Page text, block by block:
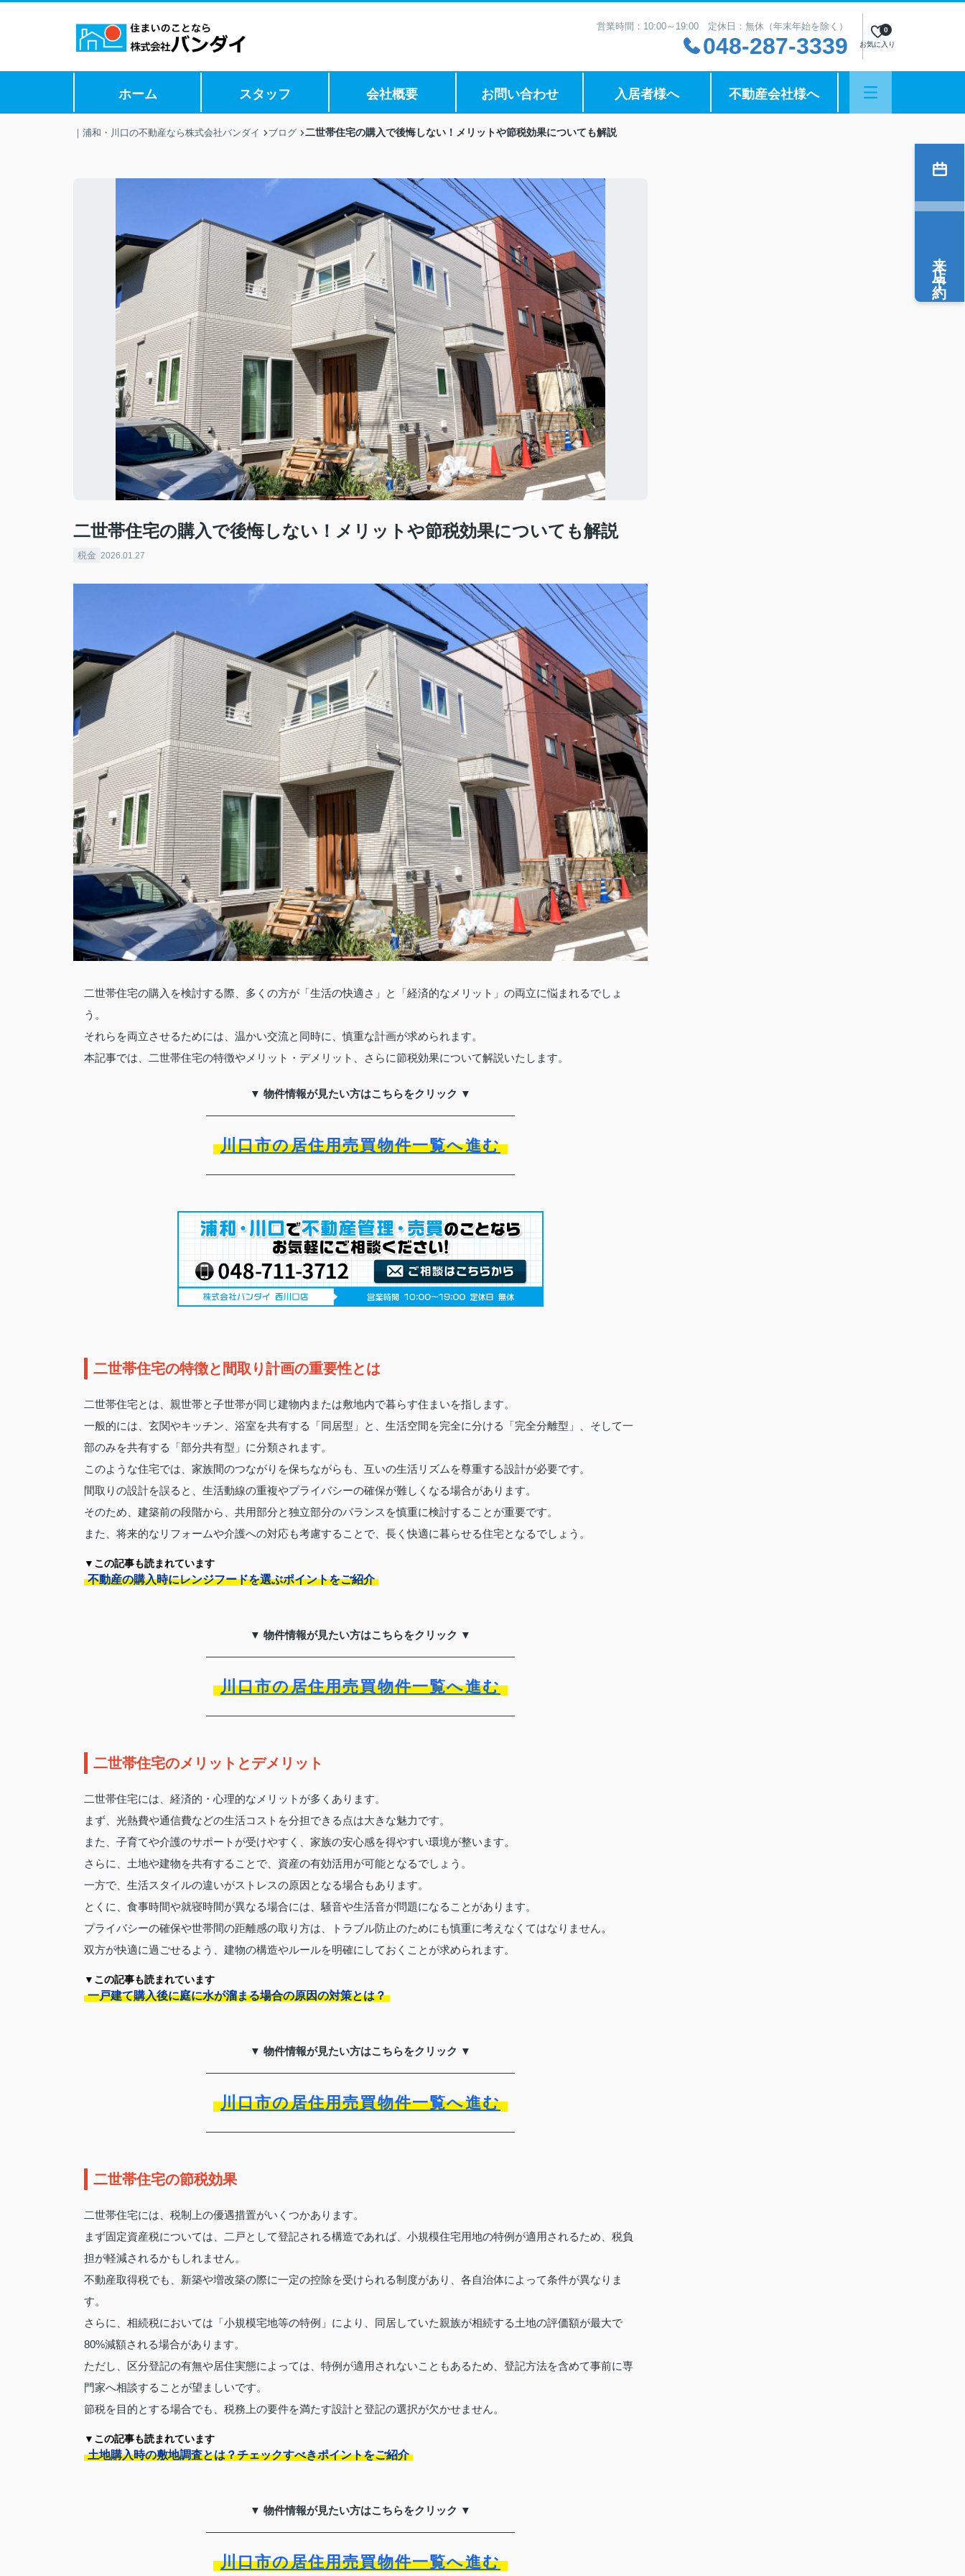
営業時間：10:00～19:00 定休日：無休（年末年始を除く）
048-287-3339 お気に入り
0
ホーム スタッフ 会社概要 お問い合わせ 入居者様へ 不動産会社様へ
｜浦和・川口の不動産なら株式会社バンダイ ブログ 二世帯住宅の購入で後悔しない！メリットや節税効果についても解説
二世帯住宅の購入で後悔しない！メリットや節税効果についても解説
税金 2026.01.27
二世帯住宅の購入を検討する際、多くの方が「生活の快適さ」と「経済的なメリット」の両立に悩まれるでしょ
う。
それらを両立させるためには、温かい交流と同時に、慎重な計画が求められます。
本記事では、二世帯住宅の特徴やメリット・デメリット、さらに節税効果について解説いたします。
▼ 物件情報が見たい方はこちらをクリック ▼
川口市の居住用売買物件一覧へ進む
二世帯住宅の特徴と間取り計画の重要性とは
二世帯住宅とは、親世帯と子世帯が同じ建物内または敷地内で暮らす住まいを指します。
一般的には、玄関やキッチン、浴室を共有する「同居型」と、生活空間を完全に分ける「完全分離型」、そして一
部のみを共有する「部分共有型」に分類されます。
このような住宅では、家族間のつながりを保ちながらも、互いの生活リズムを尊重する設計が必要です。
間取りの設計を誤ると、生活動線の重複やプライバシーの確保が難しくなる場合があります。
そのため、建築前の段階から、共用部分と独立部分のバランスを慎重に検討することが重要です。
また、将来的なリフォームや介護への対応も考慮することで、長く快適に暮らせる住宅となるでしょう。
▼この記事も読まれています
不動産の購入時にレンジフードを選ぶポイントをご紹介
▼ 物件情報が見たい方はこちらをクリック ▼
川口市の居住用売買物件一覧へ進む
二世帯住宅のメリットとデメリット
二世帯住宅には、経済的・心理的なメリットが多くあります。
まず、光熱費や通信費などの生活コストを分担できる点は大きな魅力です。
また、子育てや介護のサポートが受けやすく、家族の安心感を得やすい環境が整います。
さらに、土地や建物を共有することで、資産の有効活用が可能となるでしょう。
一方で、生活スタイルの違いがストレスの原因となる場合もあります。
とくに、食事時間や就寝時間が異なる場合には、騒音や生活音が問題になることがあります。
プライバシーの確保や世帯間の距離感の取り方は、トラブル防止のためにも慎重に考えなくてはなりません。
双方が快適に過ごせるよう、建物の構造やルールを明確にしておくことが求められます。
▼この記事も読まれています
一戸建て購入後に庭に水が溜まる場合の原因の対策とは？
▼ 物件情報が見たい方はこちらをクリック ▼
川口市の居住用売買物件一覧へ進む
二世帯住宅の節税効果
二世帯住宅には、税制上の優遇措置がいくつかあります。
まず固定資産税については、二戸として登記される構造であれば、小規模住宅用地の特例が適用されるため、税負
担が軽減されるかもしれません。
不動産取得税でも、新築や増改築の際に一定の控除を受けられる制度があり、各自治体によって条件が異なりま
す。
さらに、相続税においては「小規模宅地等の特例」により、同居していた親族が相続する土地の評価額が最大で
80%減額される場合があります。
ただし、区分登記の有無や居住実態によっては、特例が適用されないこともあるため、登記方法を含めて事前に専
門家へ相談することが望ましいです。
節税を目的とする場合でも、税務上の要件を満たす設計と登記の選択が欠かせません。
▼この記事も読まれています
土地購入時の敷地調査とは？チェックすべきポイントをご紹介
▼ 物件情報が見たい方はこちらをクリック ▼
川口市の居住用売買物件一覧へ進む
来店予約